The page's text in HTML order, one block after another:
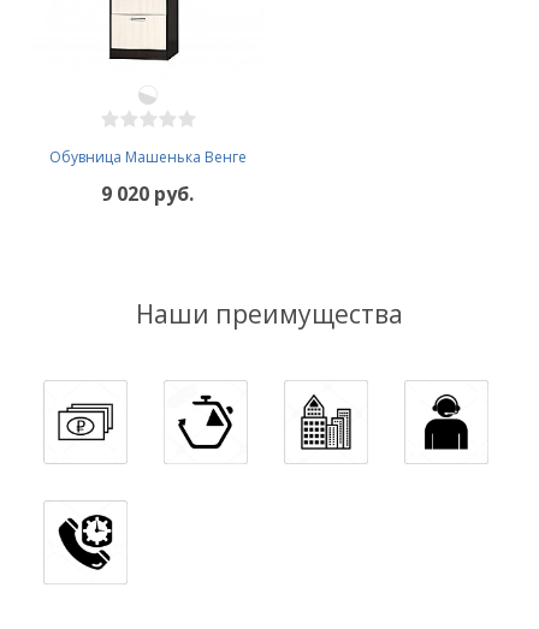
Обувница Машенька Венге
9 020 руб.
Наши преимущества